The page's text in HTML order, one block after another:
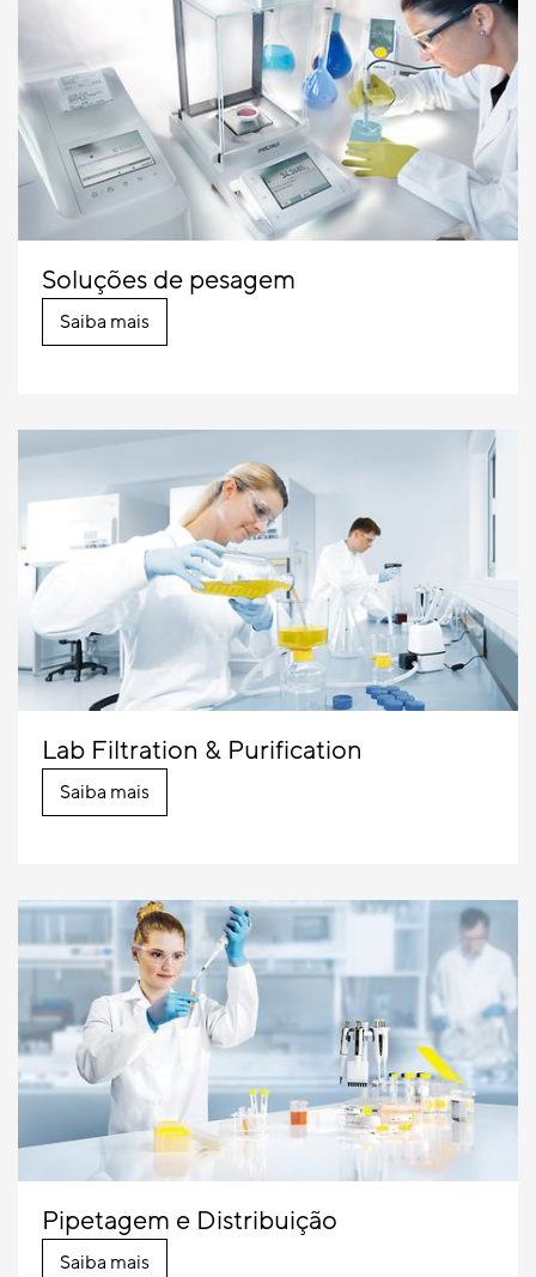
componentes
WZA215-LC
0.01 mg 210 g
Unidade de
pesagem de
WZA8202-L
10 mg 8,200 g
componentes
Soluções de pesagem
Saiba mais
Lab Filtration & Purification
Saiba mais
Pipetagem e Distribuição
Saiba mais